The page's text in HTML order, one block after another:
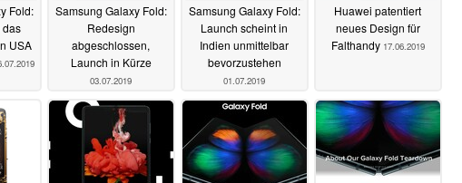
Fold:
das
USA
Samsung Galaxy Fold:
Redesign
abgeschlossen,
Launch in Kürze
03.07.2019
Samsung Galaxy Fold:
Launch scheint in
Indien unmittelbar
bevorzustehen
01.07.2019
Huawei patentiert
neues Design für
Falthandy 17.06.2019